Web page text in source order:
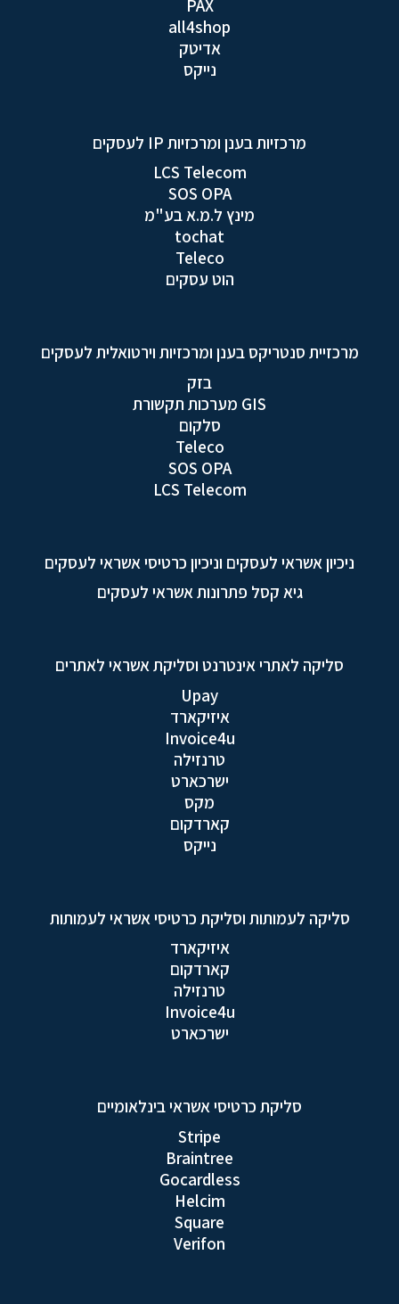
PAX
all4shop
אדיטק
נייקס
מרכזיות בענן ומרכזיות IP לעסקים
LCS Telecom
SOS OPA
מינץ ל.מ.א בע"מ
tochat
Teleco
הוט עסקים
מרכזיית סנטריקס בענן ומרכזיות וירטואלית לעסקים
בזק
GIS מערכות תקשורת
סלקום
Teleco
SOS OPA
LCS Telecom
ניכיון אשראי לעסקים וניכיון כרטיסי אשראי לעסקים
גיא קסל פתרונות אשראי לעסקים
סליקה לאתרי אינטרנט וסליקת אשראי לאתרים
Upay
איזיקארד
Invoice4u
טרנזילה
ישרכארט
מקס
קארדקום
נייקס
סליקה לעמותות וסליקת כרטיסי אשראי לעמותות
איזיקארד
קארדקום
טרנזילה
Invoice4u
ישרכארט
סליקת כרטיסי אשראי בינלאומיים
Stripe
Braintree
Gocardless
Helcim
Square
Verifon